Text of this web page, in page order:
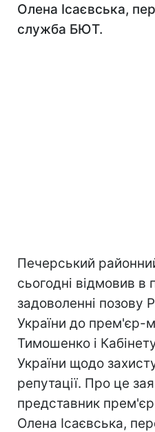
Олена Ісаєвська,
служба БЮТ.
Печерський
сьогодні відмовив в
задоволенні позову
України до прем'єр-
Тимошенко і
України щодо
репутації. Про це
представник
Олена Ісаєвська,